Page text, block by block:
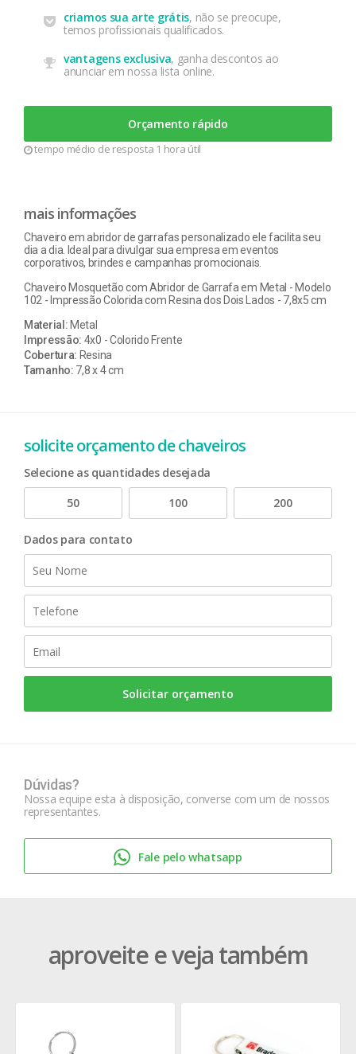
criamos sua arte grátis, não se preocupe,
temos profissionais qualificados.
vantagens exclusiva, ganha descontos ao
anunciar em nossa lista online.
Orçamento rápido
tempo médio de resposta 1 hora útil
mais informações
Chaveiro em abridor de garrafas personalizado ele facilita seu
dia a dia. Ideal para divulgar sua empresa em eventos
corporativos, brindes e campanhas promocionais.
Chaveiro Mosquetão com Abridor de Garrafa em Metal - Modelo
102 - Impressão Colorida com Resina dos Dois Lados - 7,8x5 cm
Material: Metal
Impressão: 4x0 - Colorido Frente
Cobertura: Resina
Tamanho: 7,8 x 4 cm
solicite orçamento de chaveiros
Selecione as quantidades desejada
50
100 200
Dados para contato
Solicitar orçamento
Dúvidas?
Nossa equipe esta à disposição, converse com um de nossos
representantes.
Fale pelo whatsapp
aproveite e veja também